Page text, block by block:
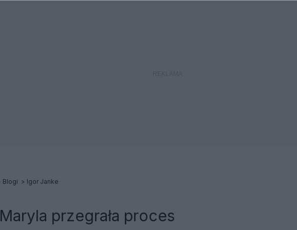
Blogi Igor Janke
Maryla przegrała proces